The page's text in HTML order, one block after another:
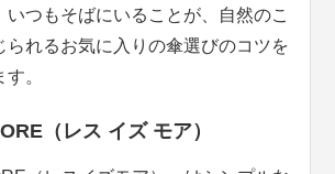
いつもそばにいることが、自然のこ
られるお気に入りの傘選びのコツを
。
（レス イズ モア）